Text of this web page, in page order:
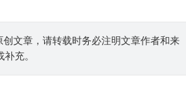
文章，请转载时务必注明文章作者和来
充。